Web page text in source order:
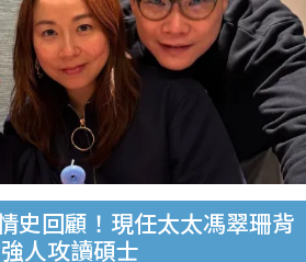
史回顧！現任太太馮翠珊背
人攻讀碩士